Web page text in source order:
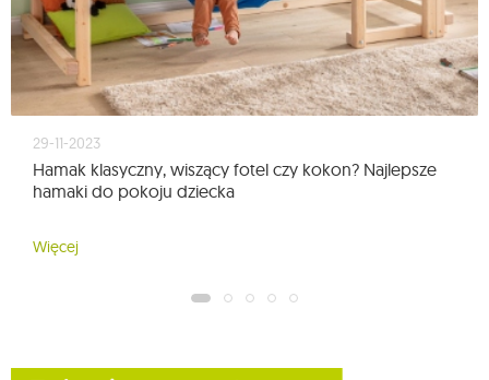
29-11-2023
Hamak klasyczny, wiszący fotel czy kokon? Najlepsze
hamaki do pokoju dziecka
Więcej